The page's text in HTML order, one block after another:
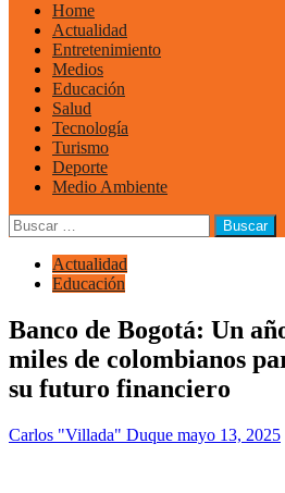
Home
Actualidad
Entretenimiento
Medios
Educación
Salud
Tecnología
Turismo
Deporte
Medio Ambiente
Buscar:
Actualidad
Educación
Banco de Bogotá: Un
miles de colombianos
su futuro financiero
Carlos "Villada" Duque mayo 13, 2025